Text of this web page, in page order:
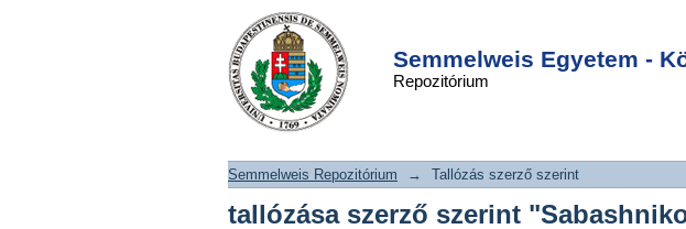
Semmelweis Egyetem -
Repozitórium
tallózása szerző szerint
A"
DSpace/Manakin Repository
Semmelweis Repozitórium → Tallózás szerző szerint
tallózása szerző szerint